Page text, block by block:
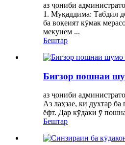
аз ҷониби
1. Муқаддима: Табдил
ба воқеият кӯмак
мекунем ...
Бештар
Бигзор пошнаи
аз ҷониби
Аз лаҳзае, ки духтар
ёфт. Дар кӯдакӣ ӯ
Бештар